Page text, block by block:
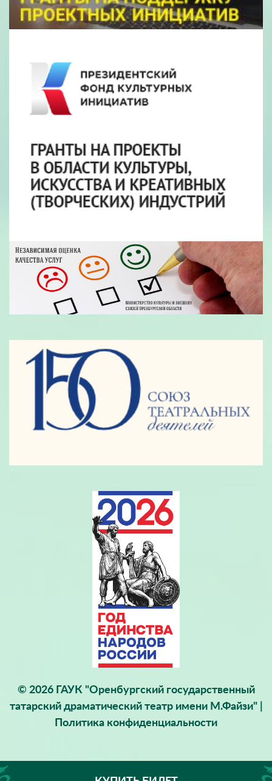
© 2026 ГАУК "Оренбургский государственный
татарский драматический театр имени М.Файзи" |
Политика конфиденциальности